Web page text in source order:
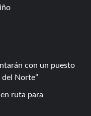
con un puesto
del Norte
ruta para